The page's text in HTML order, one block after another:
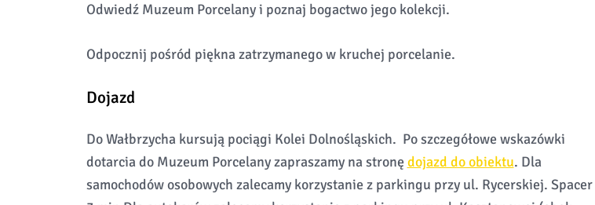
Odwiedź Muzeum Porcelany i poznaj bogactwo jego kolekcji.
Odpocznij pośród piękna zatrzymanego w kruchej porcelanie.
Dojazd
Do Wałbrzycha kursują pociągi Kolei Dolnośląskich. Po szczegółowe wskazówki
dotarcia do Muzeum Porcelany zapraszamy na stronę dojazd do obiektu. Dla
samochodów osobowych zalecamy korzystanie z parkingu przy ul. Rycerskiej. Spacer